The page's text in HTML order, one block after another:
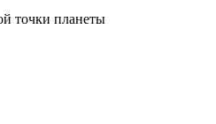
точки планеты